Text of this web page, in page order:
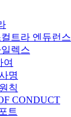
트라 엔듀런스
렉스
여
명
칙
CONDUCT
트